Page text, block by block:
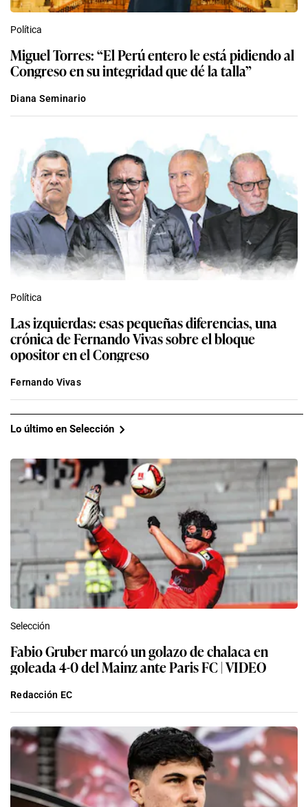
Política
Miguel Torres: “El Perú entero le está pidiendo al
Congreso en su integridad que dé la talla”
Diana Seminario
Política
Las izquierdas: esas pequeñas diferencias, una
crónica de Fernando Vivas sobre el bloque
opositor en el Congreso
Fernando Vivas
Lo último en Selección
Selección
Fabio Gruber marcó un golazo de chalaca en
goleada 4-0 del Mainz ante Paris FC | VIDEO
Redacción EC